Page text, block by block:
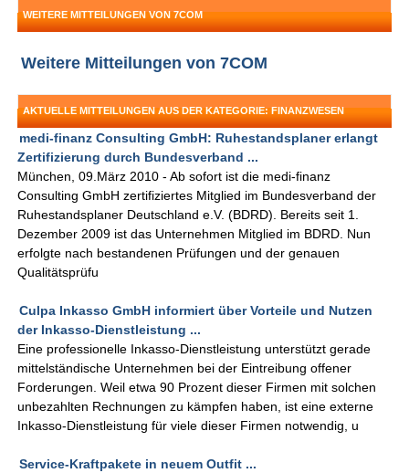
WEITERE MITTEILUNGEN VON 7COM
Weitere Mitteilungen von 7COM
AKTUELLE MITTEILUNGEN AUS DER KATEGORIE: FINANZWESEN
medi-finanz Consulting GmbH: Ruhestandsplaner erlangt
Zertifizierung durch Bundesverband ...
München, 09.März 2010 - Ab sofort ist die medi-finanz
Consulting GmbH zertifiziertes Mitglied im Bundesverband der
Ruhestandsplaner Deutschland e.V. (BDRD). Bereits seit 1.
Dezember 2009 ist das Unternehmen Mitglied im BDRD. Nun
erfolgte nach bestandenen Prüfungen und der genauen
Qualitätsprüfu
Culpa Inkasso GmbH informiert über Vorteile und Nutzen
der Inkasso-Dienstleistung ...
Eine professionelle Inkasso-Dienstleistung unterstützt gerade
mittelständische Unternehmen bei der Eintreibung offener
Forderungen. Weil etwa 90 Prozent dieser Firmen mit solchen
unbezahlten Rechnungen zu kämpfen haben, ist eine externe
Inkasso-Dienstleistung für viele dieser Firmen notwendig, u
Service-Kraftpakete in neuem Outfit ...